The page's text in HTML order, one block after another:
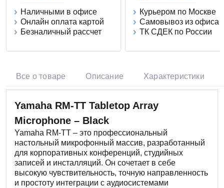
Наличными в офисе
Онлайн оплата картой
Безналичный рассчет
Курьером по Москве
Самовывоз из офиса
ТК СДЕК по России
Все о товаре Описание Характеристики
Yamaha RM-TT Tabletop Array
Microphone – Black
Yamaha RM-TT – это профессиональный
настольный микрофонный массив, разработанный
для корпоративных конференций, студийных
записей и инсталляций. Он сочетает в себе
высокую чувствительность, точную направленность
и простоту интеграции с аудиосистемами